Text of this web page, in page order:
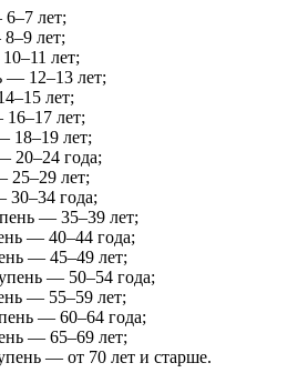
лет;
лет;
лет;
— 12–13 лет;
лет;
лет;
18–19 лет;
20–24 года;
25–29 лет;
30–34 года;
— 35–39 лет;
— 40–44 года;
— 45–49 лет;
— 50–54 года;
— 55–59 лет;
— 60–64 года;
— 65–69 лет;
— от 70 лет и старше.